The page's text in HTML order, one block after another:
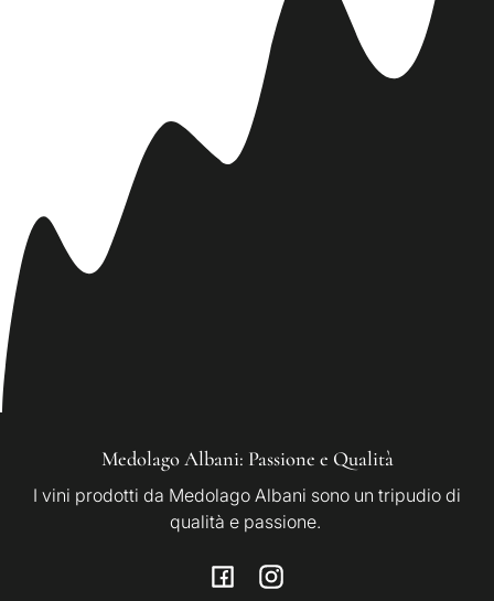
Medolago Albani: Passione e Qualità
I vini prodotti da Medolago Albani sono un tripudio di
qualità e passione.
FacebookInstagram